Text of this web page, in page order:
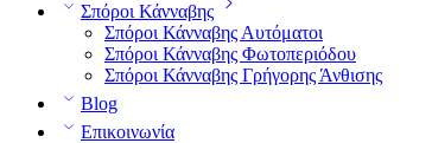
Σπόροι Κάνναβης
Σπόροι Κάνναβης Αυτόματοι
Σπόροι Κάνναβης Φωτοπεριόδου
Σπόροι Κάνναβης Γρήγορης Άνθισης
Blog
Επικοινωνία